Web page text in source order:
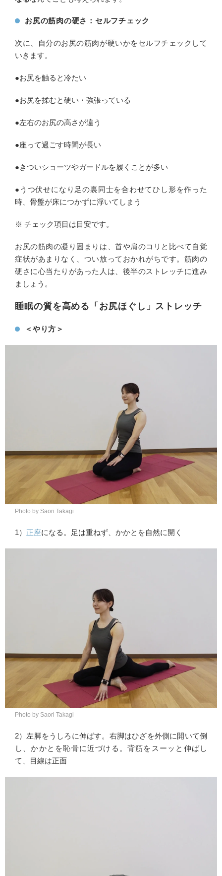
お尻の筋肉の硬さ：セルフチェック
次に、自分のお尻の筋肉が硬いかをセルフチェックして
いきます。
●お尻を触ると冷たい
●お尻を揉むと硬い・強張っている
●左右のお尻の高さが違う
●座って過ごす時間が長い
●きついショーツやガードルを履くことが多い
●うつ伏せになり足の裏同士を合わせてひし形を作った
時、骨盤が床につかずに浮いてしまう
※ チェック項目は目安です。
お尻の筋肉の凝り固まりは、首や肩のコリと比べて自覚
症状があまりなく、つい放っておかれがちです。筋肉の
硬さに心当たりがあった人は、後半のストレッチに進み
ましょう。
睡眠の質を高める「お尻ほぐし」ストレッチ
＜やり方＞
Photo by Saori Takagi
1） 正座になる。足は重ねず、かかとを自然に開く
Photo by Saori Takagi
2）左脚をうしろに伸ばす。右脚はひざを外側に開いて倒
し、かかとを恥骨に近づける。背筋をスーッと伸ばし
て、目線は正面